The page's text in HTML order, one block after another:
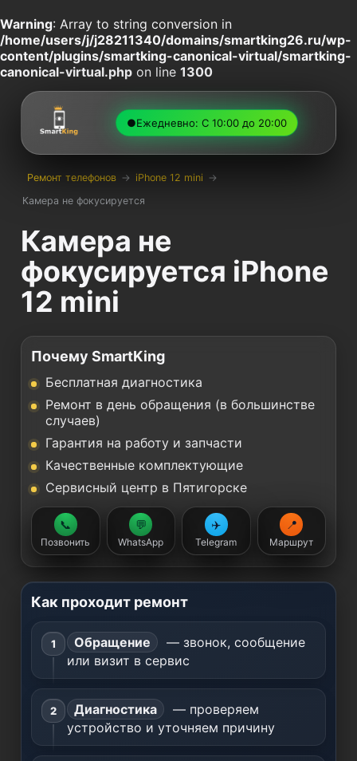
Warning: Array to string conversion in
/home/users/j/j28211340/domains/smartking26.ru/wp-
content/plugins/smartking-canonical-virtual/smartking-
canonical-virtual.php on line 1300
●Ежедневно: С 10:00 до 20:00
Ремонт телефонов → iPhone 12 mini →
Камера не фокусируется
Камера не
фокусируется iPhone
12 mini
Почему SmartKing
Бесплатная диагностика
Ремонт в день обращения (в большинстве
случаев)
Гарантия на работу и запчасти
Качественные комплектующие
Сервисный центр в Пятигорске
📞
Позвонить
💬
WhatsApp
✈️
Telegram
📍
Маршрут
Как проходит ремонт
Обращение
— звонок, сообщение
или визит в сервис
Диагностика
— проверяем
устройство и уточняем причину